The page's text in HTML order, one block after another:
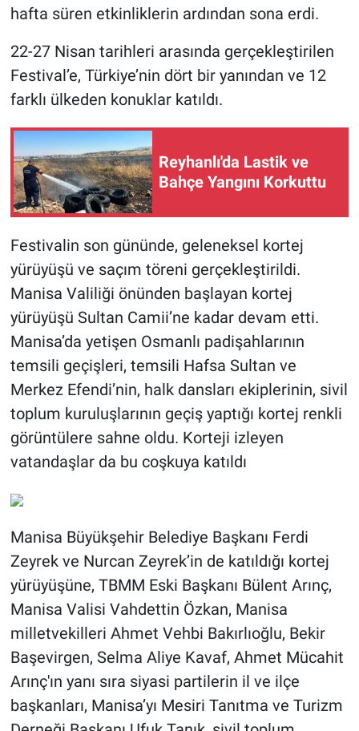
hafta süren etkinliklerin ardından sona erdi.
22-27 Nisan tarihleri arasında gerçekleştirilen
Festival’e, Türkiye’nin dört bir yanından ve 12
farklı ülkeden konuklar katıldı.
Reyhanlı'da Lastik ve
Bahçe Yangını Korkuttu
Festivalin son gününde, geleneksel kortej
yürüyüşü ve saçım töreni gerçekleştirildi.
Manisa Valiliği önünden başlayan kortej
yürüyüşü Sultan Camii’ne kadar devam etti.
Manisa’da yetişen Osmanlı padişahlarının
temsili geçişleri, temsili Hafsa Sultan ve
Merkez Efendi’nin, halk dansları ekiplerinin, sivil
toplum kuruluşlarının geçiş yaptığı kortej renkli
görüntülere sahne oldu. Korteji izleyen
vatandaşlar da bu coşkuya katıldı
Manisa Büyükşehir Belediye Başkanı Ferdi
Zeyrek ve Nurcan Zeyrek’in de katıldığı kortej
yürüyüşüne, TBMM Eski Başkanı Bülent Arınç,
Manisa Valisi Vahdettin Özkan, Manisa
milletvekilleri Ahmet Vehbi Bakırlıoğlu, Bekir
Başevirgen, Selma Aliye Kavaf, Ahmet Mücahit
Arınç'ın yanı sıra siyasi partilerin il ve ilçe
başkanları, Manisa’yı Mesiri Tanıtma ve Turizm